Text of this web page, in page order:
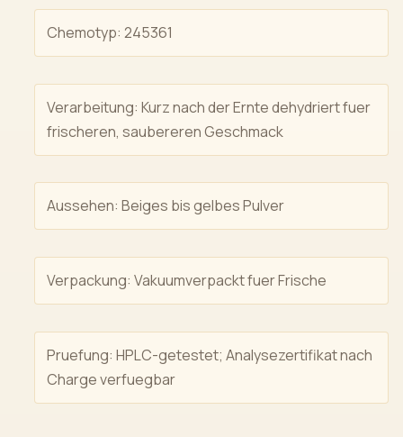
Chemotyp: 245361
Verarbeitung: Kurz nach der Ernte dehydriert fuer
frischeren, saubereren Geschmack
Aussehen: Beiges bis gelbes Pulver
Verpackung: Vakuumverpackt fuer Frische
Pruefung: HPLC-getestet; Analysezertifikat nach
Charge verfuegbar